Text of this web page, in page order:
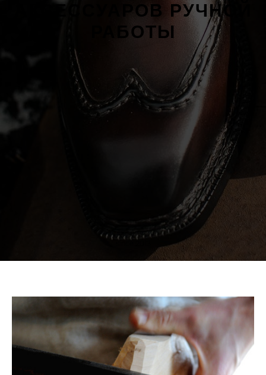
АКСЕССУАРОВ РУЧНОЙ
РАБОТЫ
inbespoke.ru